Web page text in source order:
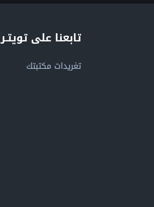
تابعنا على تويتـر
تغريدات مكتبتك